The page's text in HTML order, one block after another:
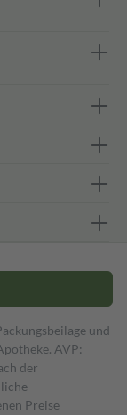
und
AVP:
der
Preise